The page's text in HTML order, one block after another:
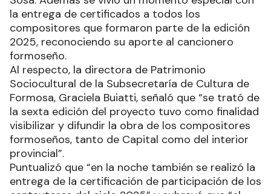
la entrega de certificados a todos los
compositores que formaron parte de la edición
2025, reconociendo su aporte al cancionero
formoseño.
Al respecto, la directora de Patrimonio
Sociocultural de la Subsecretaría de Cultura de
Formosa, Graciela Buiatti, señaló que “se trató de
la sexta edición del proyecto tuvo como finalidad
visibilizar y difundir la obra de los compositores
formoseños, tanto de Capital como del interior
provincial”.
Puntualizó que “en la noche también se realizó la
entrega de la certificación de participación de los